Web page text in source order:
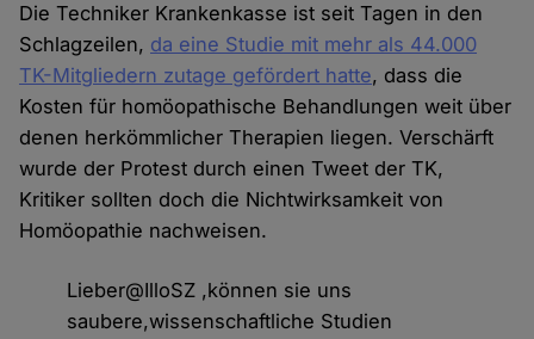
Die Techniker Krankenkasse ist seit Tagen in den
Schlagzeilen, da eine Studie mit mehr als 44.000
TK-Mitgliedern zutage gefördert hatte, dass die
Kosten für homöopathische Behandlungen weit über
denen herkömmlicher Therapien liegen. Verschärft
wurde der Protest durch einen Tweet der TK,
Kritiker sollten doch die Nichtwirksamkeit von
Homöopathie nachweisen.
Lieber@IlloSZ ,können sie uns
saubere,wissenschaftliche Studien